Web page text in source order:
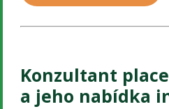
Konzultant
a jeho nabídka